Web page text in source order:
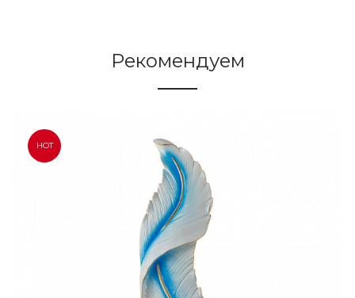
Рекомендуем
HOT